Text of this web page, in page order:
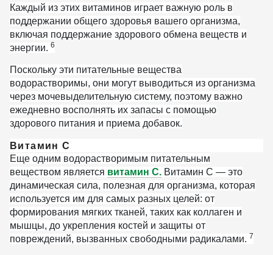
Каждый из этих витаминов играет важную роль в
поддержании общего здоровья вашего организма,
включая поддержание здорового обмена веществ и
энергии. 6
Поскольку эти питательные вещества
водорастворимы, они могут выводиться из организма
через мочевыделительную систему, поэтому важно
ежедневно восполнять их запасы с помощью
здорового питания и приема добавок.
Витамин С
Еще одним водорастворимым питательным
веществом является витамин С. Витамин С — это
динамическая сила, полезная для организма, которая
используется им для самых разных целей: от
формирования мягких тканей, таких как коллаген и
мышцы, до укрепления костей и защиты от
повреждений, вызванных свободными радикалами. 7